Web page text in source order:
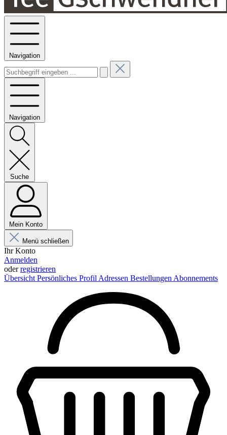
Navigation
Navigation
Suche
Mein Konto
Menü schließen
Ihr Konto
Anmelden
oderregistrieren
Übersicht Persönliches Profil Adressen Bestellungen Abonnements